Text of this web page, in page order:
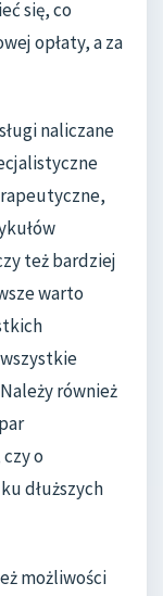
się, co
opłaty, a za
naliczane
też bardziej
warto
również
o
dłuższych
możliwości